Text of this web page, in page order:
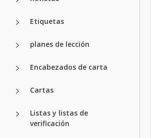
Etiquetas
planes de lección
Encabezados de carta
Cartas
Listas y listas de
verificación